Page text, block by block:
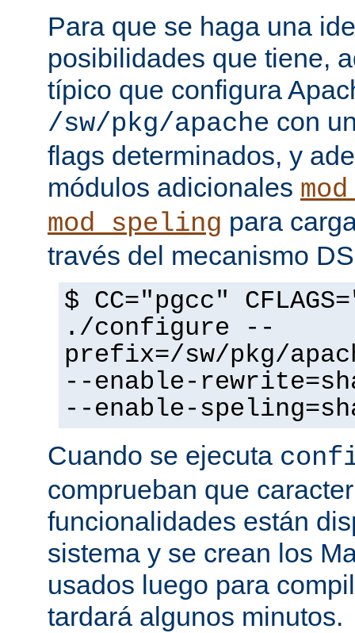
Para que se haga una
posibilidades que tiene,
típico que configura
/sw/pkg/apache con
flags determinados, y
módulos adicionales
mod_speling para
través del mecanismo
$ CC="pgcc"
./configure --
prefix=/sw/pkg/
--enable-
--enable-
Cuando se ejecuta
comprueban que
funcionalidades están
sistema y se crean los
usados luego para
tardará algunos minutos.